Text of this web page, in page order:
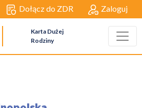
Dołącz do ZDR Zaloguj
Karta Dużej
Rodziny